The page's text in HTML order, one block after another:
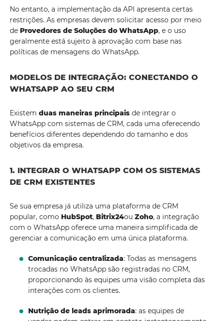
No entanto, a implementação da API apresenta certas
restrições. As empresas devem solicitar acesso por meio
de Provedores de Soluções do WhatsApp, e o uso
geralmente está sujeito à aprovação com base nas
políticas de mensagens do WhatsApp.
MODELOS DE INTEGRAÇÃO: CONECTANDO O
WHATSAPP AO SEU CRM
Existem duas maneiras principais de integrar o
WhatsApp com sistemas de CRM, cada uma oferecendo
benefícios diferentes dependendo do tamanho e dos
objetivos da empresa.
1. INTEGRAR O WHATSAPP COM OS SISTEMAS
DE CRM EXISTENTES
Se sua empresa já utiliza uma plataforma de CRM
popular, como HubSpot, Bitrix24ou Zoho, a integração
com o WhatsApp oferece uma maneira simplificada de
gerenciar a comunicação em uma única plataforma.
Comunicação centralizada: Todas as mensagens
trocadas no WhatsApp são registradas no CRM,
proporcionando às equipes uma visão completa das
interações com os clientes.
Nutrição de leads aprimorada: as equipes de